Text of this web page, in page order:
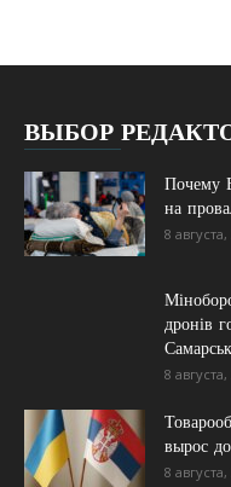
ВЫБОР
Почему
на
8
дронів
8
вырос
8